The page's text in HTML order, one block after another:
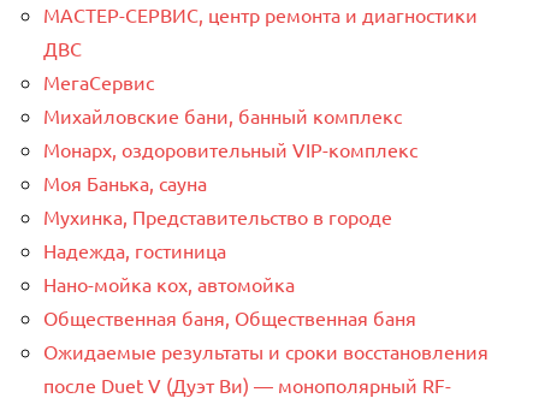
МАСТЕР-СЕРВИС, центр ремонта и диагностики
ДВС
МегаСервис
Михайловские бани, банный комплекс
Монарх, оздоровительный VIP-комплекс
Моя Банька, сауна
Мухинка, Представительство в городе
Надежда, гостиница
Нано-мойка кох, автомойка
Общественная баня, Общественная баня
Ожидаемые результаты и сроки восстановления
после Duet V (Дуэт Ви) — монополярный RF-